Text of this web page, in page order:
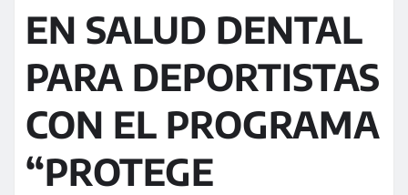
EN SALUD DENTAL
PARA DEPORTISTAS
CON EL PROGRAMA
“PROTEGE